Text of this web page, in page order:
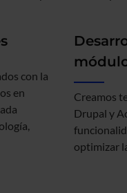
con la
en
Creamos
Drupal y
optimizar